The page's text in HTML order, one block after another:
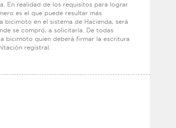
En realidad de los requisitos para lograr
es el que puede resultar más
en el sistema de Hacienda, será
se compró, a solicitarla. De todas
bicimoto quien deberá firmar la escritura
registral.